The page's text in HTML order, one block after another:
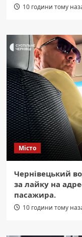
10 години тому
Місто
Чернівецький
за лайку на
пасажира.
10 години тому